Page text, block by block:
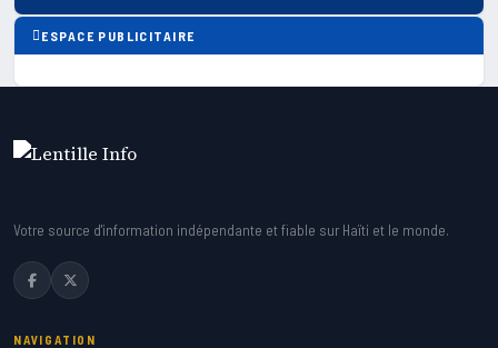
ESPACE PUBLICITAIRE
Votre source d'information indépendante et fiable sur Haïti et le monde.
NAVIGATION